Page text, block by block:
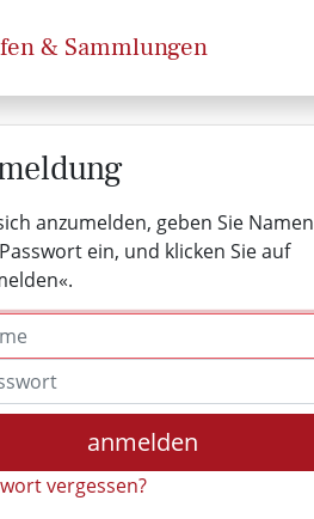
& Sammlungen
anzumelden, geben Sie Namen
ein, und klicken Sie auf
anmelden
vergessen?